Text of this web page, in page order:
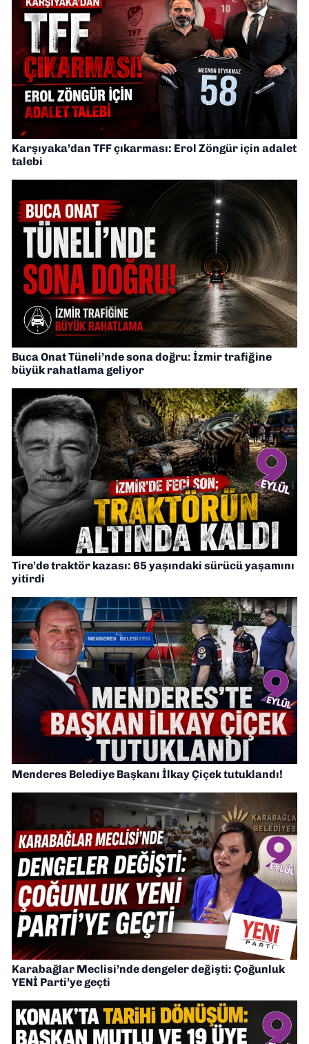
Karşıyaka’dan TFF çıkarması: Erol Zöngür için adalet
talebi
Buca Onat Tüneli’nde sona doğru: İzmir trafiğine
büyük rahatlama geliyor
Tire’de traktör kazası: 65 yaşındaki sürücü yaşamını
yitirdi
Menderes Belediye Başkanı İlkay Çiçek tutuklandı!
Karabağlar Meclisi’nde dengeler değişti: Çoğunluk
YENİ Parti’ye geçti